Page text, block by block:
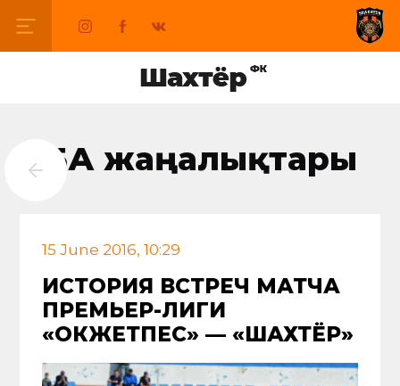
БАҚ жаңалықтары
15 June 2016, 10:29
ИСТОРИЯ ВСТРЕЧ МАТЧА
ПРЕМЬЕР-ЛИГИ
«ОКЖЕТПЕС» — «ШАХТЁР»